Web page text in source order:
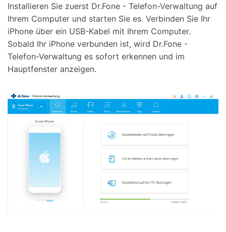
Installieren Sie zuerst Dr.Fone - Telefon-Verwaltung auf
Ihrem Computer und starten Sie es. Verbinden Sie Ihr
iPhone über ein USB-Kabel mit Ihrem Computer.
Sobald Ihr iPhone verbunden ist, wird Dr.Fone -
Telefon-Verwaltung es sofort erkennen und im
Hauptfenster anzeigen.